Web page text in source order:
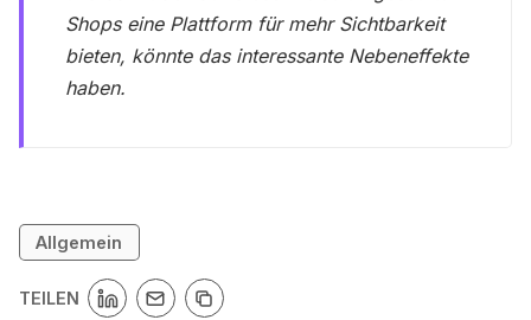
Shops eine Plattform für mehr Sichtbarkeit
bieten, könnte das interessante Nebeneffekte
haben.
Allgemein
TEILEN